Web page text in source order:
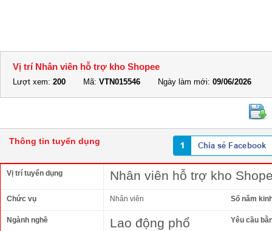
Vị trí Nhân viên hỗ trợ kho Shopee
Lượt xem: 200 Mã: VTN015546 Ngày làm mới: 09/06/2026
Thông tin tuyển dụng
Vị trí tuyển dụng Nhân viên hỗ trợ kho
Chức vụ Nhân viên Số năm
Ngành nghề
Lao động phổ
Yêu cầu